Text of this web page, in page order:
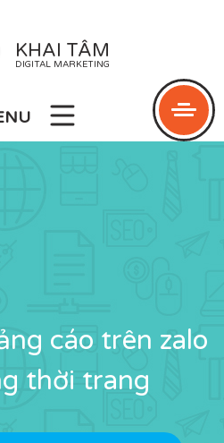
KHAI TÂM
DIGITAL MARKETING
cáo trên zalo
thời trang